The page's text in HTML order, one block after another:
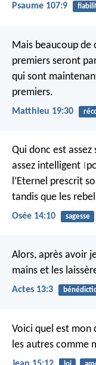
Psaume 107:9
Mais beaucoup de
premiers seront
qui sont
premiers.
Matthieu 19:30
Qui donc est assez
assez intelligent
l’Eternel prescrit
tandis que les
Osée 14:10 sagesse
Alors, après avoir
mains et les
Actes 13:3
Voici quel est mon
les autres comme